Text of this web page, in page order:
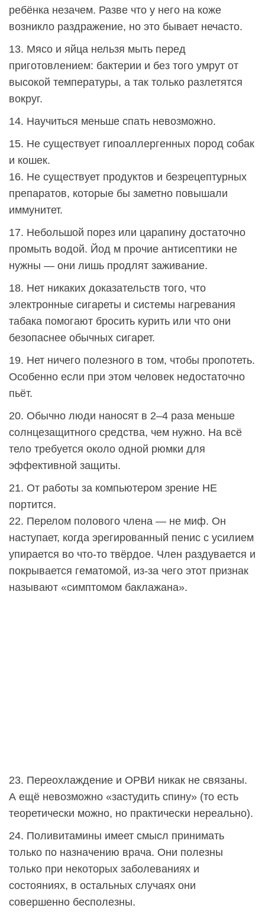
ребёнка незачем. Разве что у него на коже
возникло раздражение, но это бывает нечасто.
13. Мясо и яйца нельзя мыть перед
приготовлением: бактерии и без того умрут от
высокой температуры, а так только разлетятся
вокруг.
14. Научиться меньше спать невозможно.
15. Не существует гипоаллергенных пород собак
и кошек.
16. Не существует продуктов и безрецептурных
препаратов, которые бы заметно повышали
иммунитет.
17. Небольшой порез или царапину достаточно
промыть водой. Йод м прочие антисептики не
нужны — они лишь продлят заживание.
18. Нет никаких доказательств того, что
электронные сигареты и системы нагревания
табака помогают бросить курить или что они
безопаснее обычных сигарет.
19. Нет ничего полезного в том, чтобы пропотеть.
Особенно если при этом человек недостаточно
пьёт.
20. Обычно люди наносят в 2–4 раза меньше
солнцезащитного средства, чем нужно. На всё
тело требуется около одной рюмки для
эффективной защиты.
21. От работы за компьютером зрение НЕ
портится.
22. Перелом полового члена — не миф. Он
наступает, когда эрегированный пенис с усилием
упирается во что-то твёрдое. Член раздувается и
покрывается гематомой, из-за чего этот признак
называют «симптомом баклажана».
23. Переохлаждение и ОРВИ никак не связаны.
А ещё невозможно «застудить спину» (то есть
теоретически можно, но практически нереально).
24. Поливитамины имеет смысл принимать
только по назначению врача. Они полезны
только при некоторых заболеваниях и
состояниях, в остальных случаях они
совершенно бесполезны.